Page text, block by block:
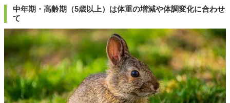
中年期・高齢期（5歳以上）は体重の増減や体調変化に合わせ
て